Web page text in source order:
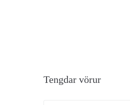
Tengdar vörur